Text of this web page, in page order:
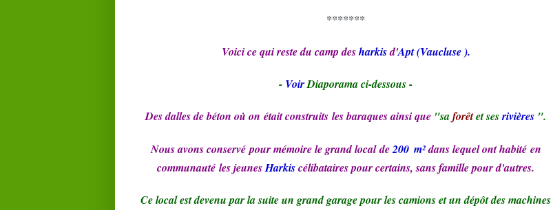
*******
Voici ce qui reste du camp des harkisd'Apt (Vaucluse ).
- VoirDiaporama ci-dessous -
Des dalles de béton où on était construits les baraques ainsi que "saforêtet sesrivières ".
Nous avons conservé pour mémoire le grand local de200 m²dans lequel ont habité en
communauté les jeunesHarkiscélibataires pour certains, sans famille pour d'autres.
Ce local est devenu par la suite un grand garage pour les camions et un dépôt des machines